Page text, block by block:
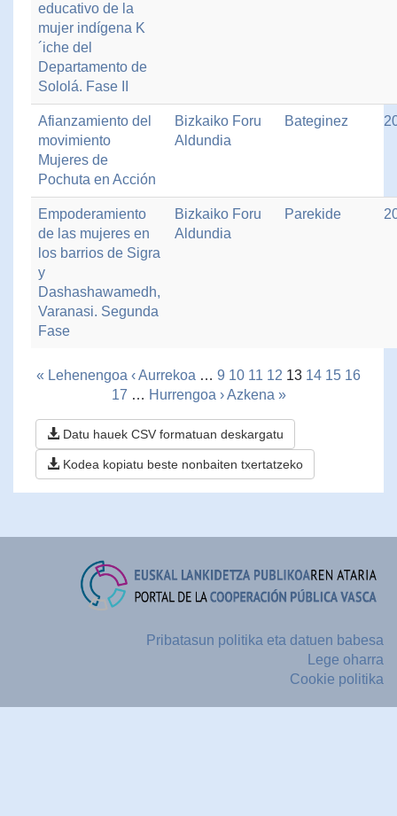
educativo de la
mujer indígena K
´iche del
Departamento de
Sololá. Fase II
Afianzamiento del
movimiento
Mujeres de
Pochuta en Acción
Bizkaiko Foru
Aldundia
Bateginez
Empoderamiento
de las mujeres en
los barrios de Sigra
y
Dashashawamedh,
Varanasi. Segunda
Fase
Bizkaiko Foru
Aldundia
Parekide
« Lehenengoa ‹ Aurrekoa … 9 10 11 12 13 14 15 16
17 … Hurrengoa › Azkena »
Datu hauek CSV formatuan deskargatu
Kodea kopiatu beste nonbaiten txertatzeko
Pribatasun politika eta datuen babesa
Lege oharra
Cookie politika